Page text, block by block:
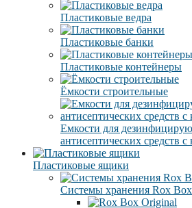
Пластиковые ведра
Пластиковые банки
Пластиковые контейнеры
Ёмкости строительные
Емкости для
антисептических средств с
Пластиковые ящики
Системы хранения Rox Box